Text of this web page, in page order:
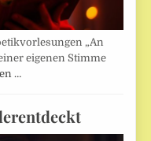
„An
eigenen Stimme
…